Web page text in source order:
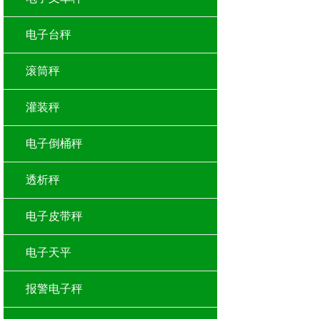
电子台秤
滚筒秤
灌装秤
电子倒桶秤
透析秤
电子皮带秤
电子天平
报警电子秤